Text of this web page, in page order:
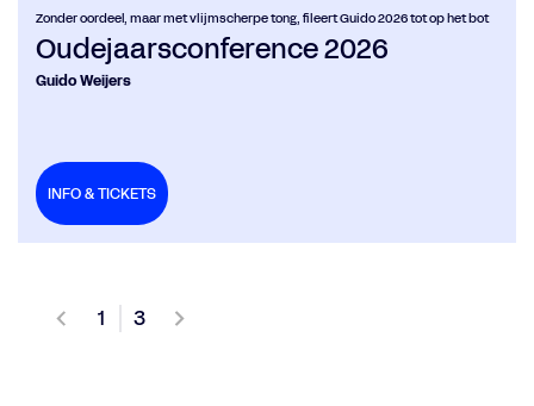
Oudejaarsconference 2026
Guido Weijers
Zonder oordeel, maar met vlijmscherpe tong, fileert Guido 2026 tot op het bot
INFO & TICKETS
1 3